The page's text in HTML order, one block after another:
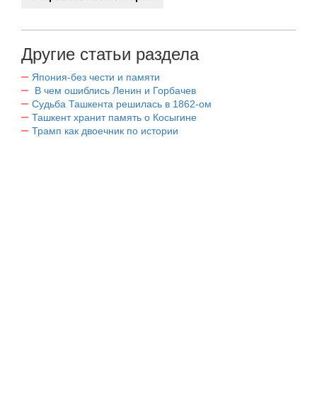
Другие статьи раздела
Япония-без чести и памяти
В чем ошиблись Ленин и Горбачев
Судьба Ташкента решилась в 1862-ом
Ташкент хранит память о Косыгине
Трамп как двоечник по истории